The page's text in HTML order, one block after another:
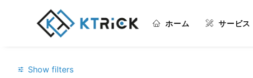
ホーム サービス
Show filters